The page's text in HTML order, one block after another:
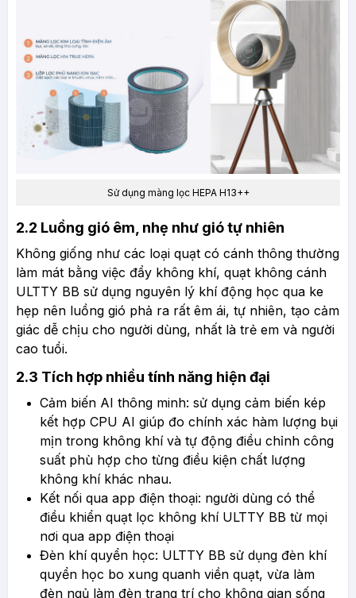
Sử dụng màng lọc HEPA H13++
2.2 Luồng gió êm, nhẹ như gió tự nhiên
Không giống như các loại quạt có cánh thông thường
làm mát bằng việc đẩy không khí, quạt không cánh
ULTTY BB sử dụng nguyên lý khí động học qua ke
hẹp nên luồng gió phả ra rất êm ái, tự nhiên, tạo cảm
giác dễ chịu cho người dùng, nhất là trẻ em và người
cao tuổi.
2.3 Tích hợp nhiều tính năng hiện đại
Cảm biến AI thông minh: sử dụng cảm biến kép
kết hợp CPU AI giúp đo chính xác hàm lượng bụi
mịn trong không khí và tự động điều chỉnh công
suất phù hợp cho từng điều kiện chất lượng
không khí khác nhau.
Kết nối qua app điện thoại: người dùng có thể
điều khiển quạt lọc không khí ULTTY BB từ mọi
nơi qua app điện thoại
Đèn khí quyển học: ULTTY BB sử dụng đèn khí
quyển học bo xung quanh viền quạt, vừa làm
đèn ngủ làm đèn trang trí cho không gian sống